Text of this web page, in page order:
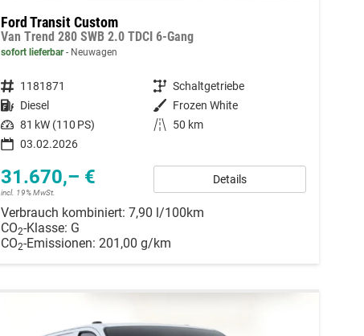
Ford Transit Custom
Van Trend 280 SWB 2.0 TDCI 6-Gang
sofort lieferbar Neuwagen
Fahrzeugnummer 1181871 Getriebe Schaltgetriebe
Kraftstoff Diesel Außenfarbe Frozen White
Leistung 81 kW (110 PS) Kilometerstand
50 km
03.02.2026
31.670,– €
incl. 19% MwSt.
Details
Verbrauch kombiniert: 7,90 l/100km
CO2-Klasse: G
CO2-Emissionen: 201,00 g/km